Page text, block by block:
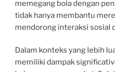
memegang bola dengan
tidak hanya membantu
mendorong interaksi sosial
Dalam konteks yang lebih
memiliki dampak